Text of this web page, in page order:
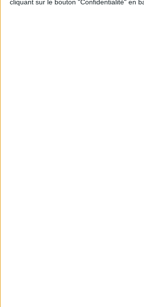
cliquant sur le bouton "Confidentialité" en